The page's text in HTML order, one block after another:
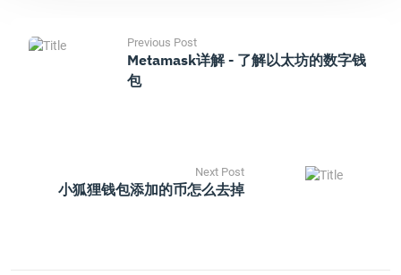
Previous Post
Metamask详解 - 了解以太坊的数字钱
包
Next Post
小狐狸钱包添加的币怎么去掉